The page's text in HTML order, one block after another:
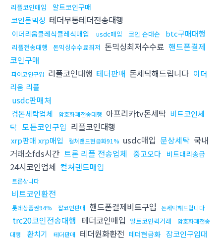
리플코인매입 알트코인구매
코인돈믹싱 테더무통테더전송대행
이더리움클레식클레식매입 usdc매입 코인 손대손 btc구매대행
리플전송대행 돈믹싱수수료최저 돈믹싱최저수수료 핸드폰결제
코인구매
파이코인구입 리플코인대행 테더판매 돈세탁해드립니다 이더
리움 리플
usdc판매처
검돈세탁업체 암호화폐전송대행 아프리카tv돈세탁 비트코인세
탁 모든코인구입 리플코인대행
xrp판매 xrp매입 컬쳐랜드현금화91% usdc매입 문상세탁 국내
거래소fds시간 트론 리플 전송업체 중고오다 비트대리송금
24시코인업체 컬쳐랜드매입
트론삽니다
비트코인환전
롯데상품권94% 잡코인판매 핸드폰결제비트구입 돈세탁해드립니다
trc20코인전송대행 테더코인매입 알트코인퀵거래
암호화폐전송
대행
환치기 테더판매 테더원화환전 테더현금화 잡코인구입대